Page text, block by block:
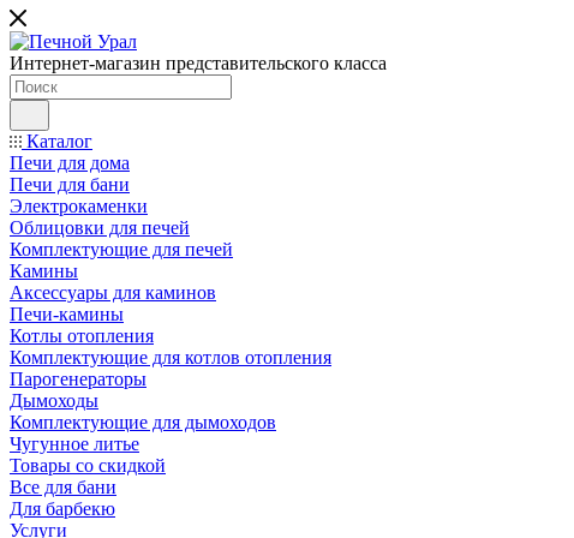
Интернет-магазин представительского класса
Каталог
Печи для дома
Печи для бани
Электрокаменки
Облицовки для печей
Комплектующие для печей
Камины
Аксессуары для каминов
Печи-камины
Котлы отопления
Комплектующие для котлов отопления
Парогенераторы
Дымоходы
Комплектующие для дымоходов
Чугунное литье
Товары со скидкой
Все для бани
Для барбекю
Услуги